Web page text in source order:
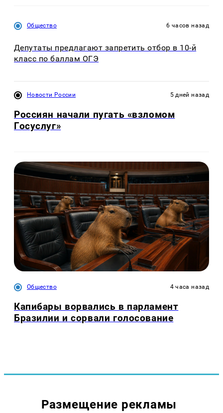
Общество 6 часов назад
Депутаты предлагают запретить отбор в 10-й
класс по баллам ОГЭ
Новости России 5 дней назад
Россиян начали пугать «взломом
Госуслуг»
Общество 4 часа назад
Капибары ворвались в парламент
Бразилии и сорвали голосование
Размещение рекламы